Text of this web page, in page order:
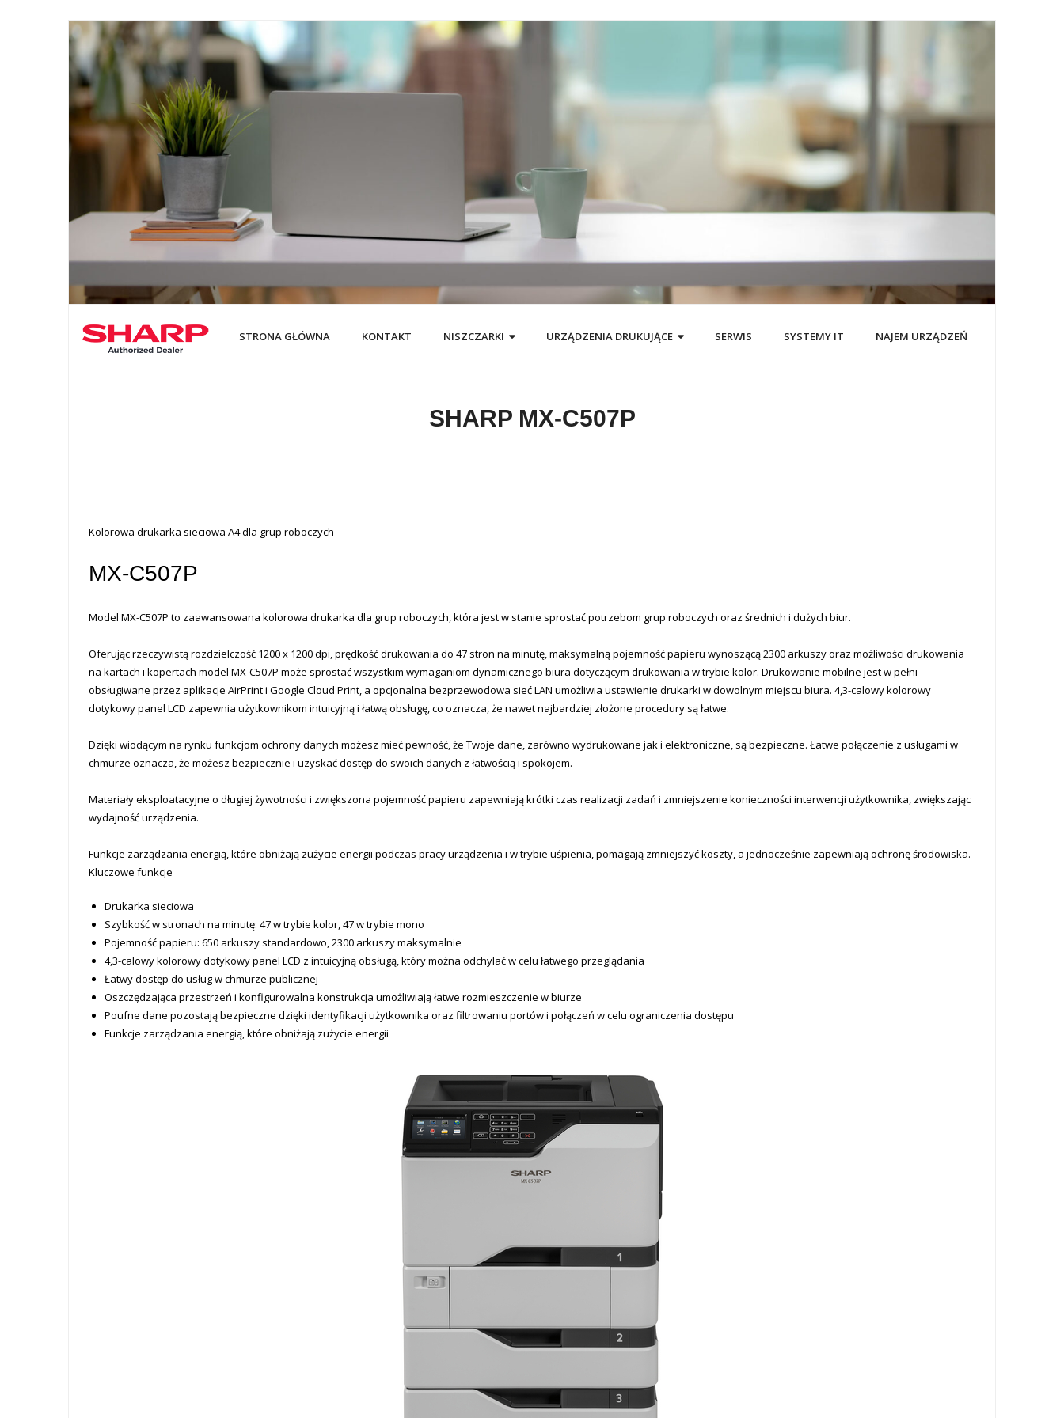
STRONA GŁÓWNA KONTAKT NISZCZARKI URZĄDZENIA DRUKUJĄCE SERWIS SYSTEMY IT NAJEM URZĄDZEŃ
SHARP MX-C507P
Kolorowa drukarka sieciowa A4 dla grup roboczych
MX-C507P
Model MX-C507P to zaawansowana kolorowa drukarka dla grup roboczych, która jest w stanie sprostać potrzebom grup roboczych oraz średnich i dużych biur.
Oferując rzeczywistą rozdzielczość 1200 x 1200 dpi, prędkość drukowania do 47 stron na minutę, maksymalną pojemność papieru wynoszącą 2300 arkuszy oraz możliwości drukowania
na kartach i kopertach model MX-C507P może sprostać wszystkim wymaganiom dynamicznego biura dotyczącym drukowania w trybie kolor. Drukowanie mobilne jest w pełni
obsługiwane przez aplikacje AirPrint i Google Cloud Print, a opcjonalna bezprzewodowa sieć LAN umożliwia ustawienie drukarki w dowolnym miejscu biura. 4,3-calowy kolorowy
dotykowy panel LCD zapewnia użytkownikom intuicyjną i łatwą obsługę, co oznacza, że nawet najbardziej złożone procedury są łatwe.
Dzięki wiodącym na rynku funkcjom ochrony danych możesz mieć pewność, że Twoje dane, zarówno wydrukowane jak i elektroniczne, są bezpieczne. Łatwe połączenie z usługami w
chmurze oznacza, że możesz bezpiecznie i uzyskać dostęp do swoich danych z łatwością i spokojem.
Materiały eksploatacyjne o długiej żywotności i zwiększona pojemność papieru zapewniają krótki czas realizacji zadań i zmniejszenie konieczności interwencji użytkownika, zwiększając
wydajność urządzenia.
Funkcje zarządzania energią, które obniżają zużycie energii podczas pracy urządzenia i w trybie uśpienia, pomagają zmniejszyć koszty, a jednocześnie zapewniają ochronę środowiska.
Kluczowe funkcje
Drukarka sieciowa
Szybkość w stronach na minutę: 47 w trybie kolor, 47 w trybie mono
Pojemność papieru: 650 arkuszy standardowo, 2300 arkuszy maksymalnie
4,3-calowy kolorowy dotykowy panel LCD z intuicyjną obsługą, który można odchylać w celu łatwego przeglądania
Łatwy dostęp do usług w chmurze publicznej
Oszczędzająca przestrzeń i konfigurowalna konstrukcja umożliwiają łatwe rozmieszczenie w biurze
Poufne dane pozostają bezpieczne dzięki identyfikacji użytkownika oraz filtrowaniu portów i połączeń w celu ograniczenia dostępu
Funkcje zarządzania energią, które obniżają zużycie energii